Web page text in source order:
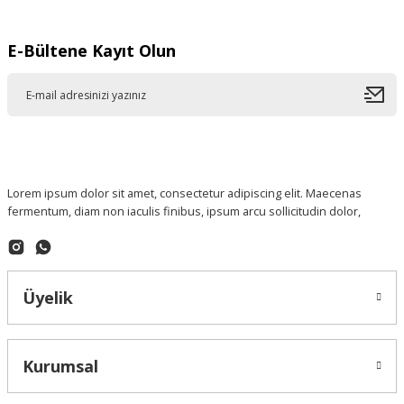
E-Bültene Kayıt Olun
Lorem ipsum dolor sit amet, consectetur adipiscing elit. Maecenas
fermentum, diam non iaculis finibus, ipsum arcu sollicitudin dolor,
Üyelik
Kurumsal